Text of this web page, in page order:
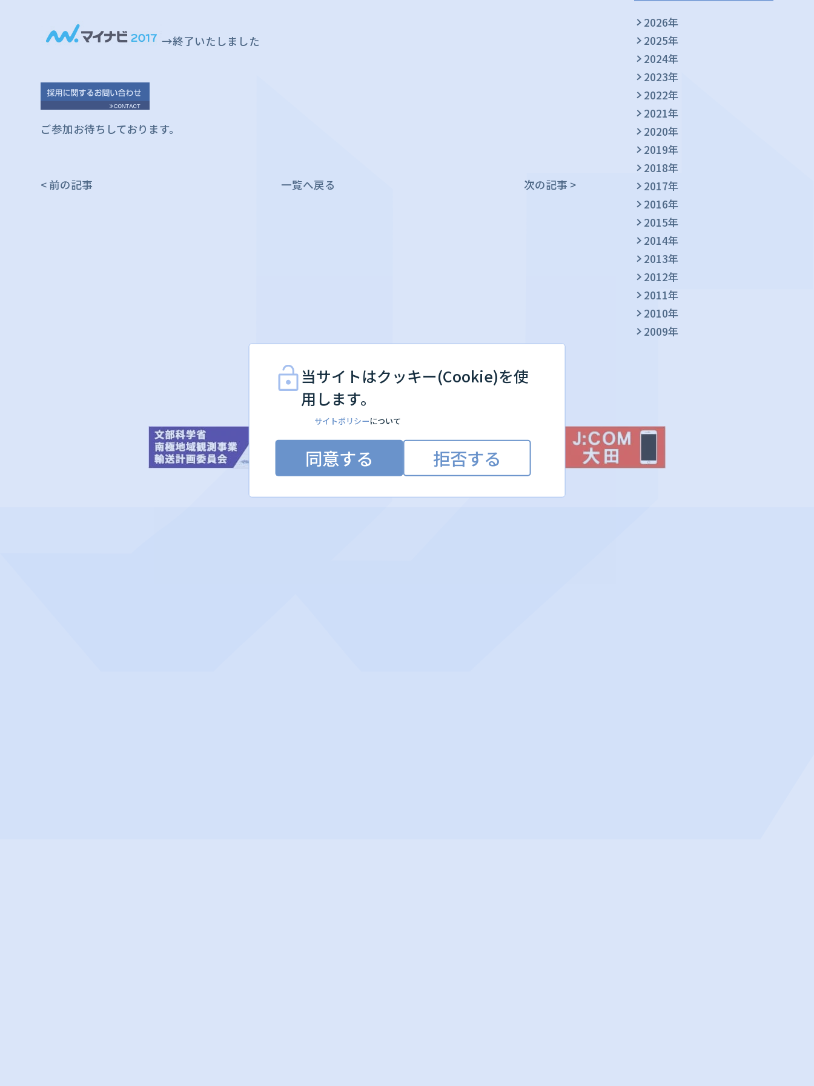
当サイトはクッキー(Cookie)を使
用します。
サイトポリシーについて
同意する 拒否する
→終了いたしました
ご参加お待ちしております。
< 前の記事 一覧へ戻る 次の記事 >
2026年
2025年
2024年
2023年
2022年
2021年
2020年
2019年
2018年
2017年
2016年
2015年
2014年
2013年
2012年
2011年
2010年
2009年